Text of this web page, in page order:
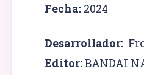
Fecha:2024
Desarrollador:
Editor:BANDAI